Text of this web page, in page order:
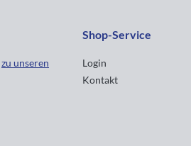
zu unseren
Shop-Service
Login
Kontakt